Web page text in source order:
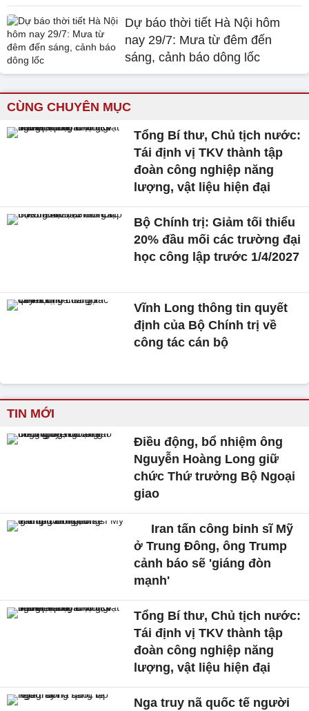
Dự báo thời tiết Hà Nội hôm
nay 29/7: Mưa từ đêm đến
sáng, cảnh báo dông lốc
CÙNG CHUYÊN MỤC
Tổng Bí thư, Chủ tịch nước:
Tái định vị TKV thành tập
đoàn công nghiệp năng
lượng, vật liệu hiện đại
Bộ Chính trị: Giảm tối thiểu
20% đầu mối các trường đại
học công lập trước 1/4/2027
Vĩnh Long thông tin quyết
định của Bộ Chính trị về
công tác cán bộ
TIN MỚI
Điều động, bổ nhiệm ông
Nguyễn Hoàng Long giữ
chức Thứ trưởng Bộ Ngoại
giao
Iran tấn công binh sĩ Mỹ
ở Trung Đông, ông Trump
cảnh báo sẽ 'giáng đòn
mạnh'
Tổng Bí thư, Chủ tịch nước:
Tái định vị TKV thành tập
đoàn công nghiệp năng
lượng, vật liệu hiện đại
Nga truy nã quốc tế người